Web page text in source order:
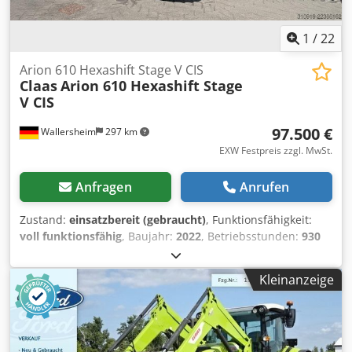
1 /22
Wallersheim 297 km
Arion 610 Hexashift Stage V CIS
ClaasArion 610 Hexashift Stage
V CIS
97.500 €
EXW Festpreis zzgl. MwSt.
Anfragen Anrufen
Zustand: einsatzbereit (gebraucht), Funktionsfähigkeit:
voll funktionsfähig, Baujahr: 2022, Betriebsstunden: 930
, Höchstgeschwindigkeit:
Farbe:Grün, Zu verkaufen: Claas Arion 610 Hexashift Stufe
V (CIS) Landwirtschaftlicher Traktor, Typ A96 100 Baujahr:
2022 Betriebsstunden: 939 Stunden Der Traktor befindet
sich in ausgezeichnetem, nahezu neuwertigem Zustand,
wurde sehr wenig benutzt, ist voll funktionsfähig und
Kleinanzeige